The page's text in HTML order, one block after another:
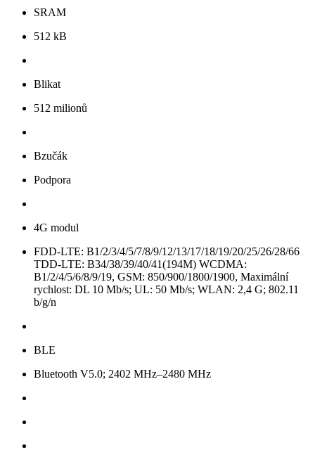
SRAM
512 kB
Blikat
512 milionů
Bzučák
Podpora
4G modul
FDD-LTE: B1/2/3/4/5/7/8/9/12/13/17/18/19/20/25/26/28/66
TDD-LTE: B34/38/39/40/41(194M) WCDMA:
B1/2/4/5/6/8/9/19, GSM: 850/900/1800/1900, Maximální
rychlost: DL 10 Mb/s; UL: 50 Mb/s; WLAN: 2,4 G; 802.11
b/g/n
BLE
Bluetooth V5.0; 2402 MHz–2480 MHz